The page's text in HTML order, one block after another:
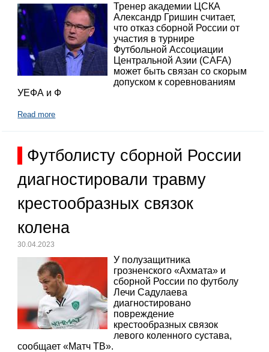
Тренер академии ЦСКА
Александр Гришин считает,
что отказ сборной России от
участия в турнире
Футбольной Ассоциации
Центральной Азии (CAFA)
может быть связан со скорым
допуском к соревнованиям
УЕФА и Ф
Read more
Футболисту сборной России
диагностировали травму
крестообразных связок
колена
30.04.2023
У полузащитника
грозненского «Ахмата» и
сборной России по футболу
Лечи Садулаева
диагностировано
повреждение
крестообразных связок
левого коленного сустава,
сообщает «Матч ТВ».